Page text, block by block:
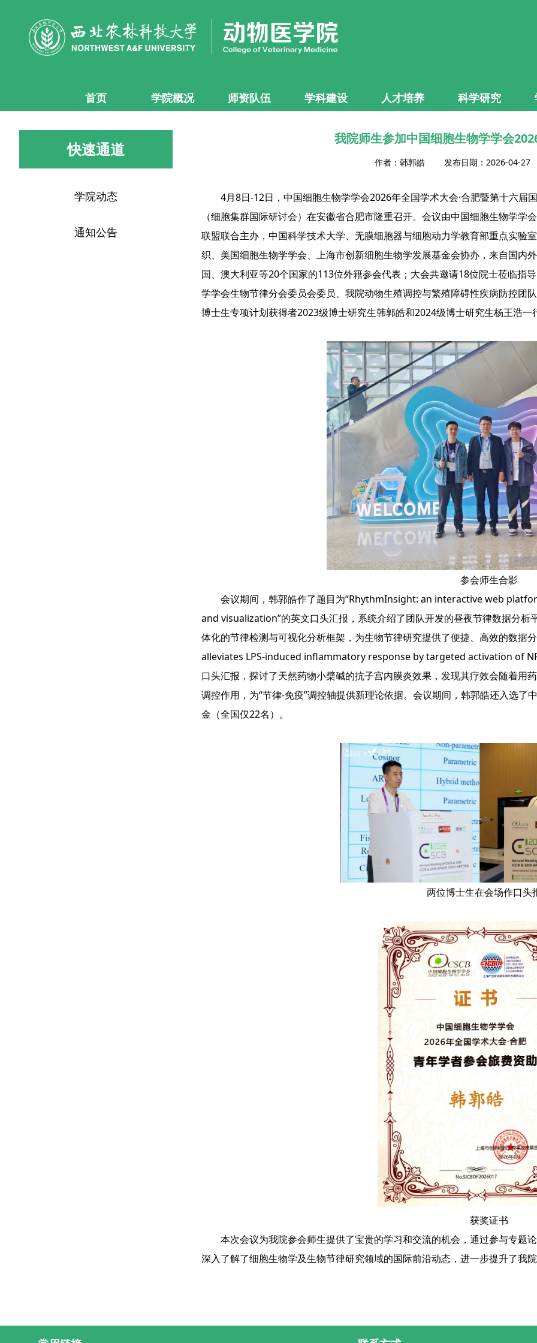
首页 学院概况 师资队伍 学科建设 人才培养 科学研究
快速通道
学院动态
通知公告
我院师生参加中国细胞生物学学会
作者：韩郭皓 发布日期：2026-04-27
4月8日-12日，中国细胞生物学学会2026年全国学术大会·合肥暨第十六届
（细胞集群国际研讨会）在安徽省合肥市隆重召开。会议由中国细胞生物学
联盟联合主办，中国科学技术大学、无膜细胞器与细胞动力学教育部重点实验
织、美国细胞生物学学会、上海市创新细胞生物学发展基金会协办，来自国内
国、澳大利亚等20个国家的113位外籍参会代表；大会共邀请18位院士莅临指
学学会生物节律分会委员会委员、我院动物生殖调控与繁殖障碍性疾病防控团
博士生专项计划获得者2023级博士研究生韩郭皓和2024级博士研究生杨王浩一
参会师生合影
会议期间，韩郭皓作了题目为“RhythmInsight: an interactive web
and visualization”的英文口头汇报，系统介绍了团队开发的昼夜节律数据分
体化的节律检测与可视化分析框架，为生物节律研究提供了便捷、高效的数据
alleviates LPS-induced inflammatory response by targeted activation of
口头汇报，探讨了天然药物小檗碱的抗子宫内膜炎效果，发现其疗效会随着用
调控作用，为“节律-免疫”调控轴提供新理论依据。会议期间，韩郭皓还入选了
金（全国仅22名）。
两位博士生在会场作口头
获奖证书
本次会议为我院参会师生提供了宝贵的学习和交流的机会，通过参与专题
深入了解了细胞生物学及生物节律研究领域的国际前沿动态，进一步提升了我